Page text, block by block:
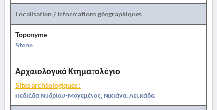
Localisation / Informations géographiques
Toponyme
Steno
Αρχαιολογικό Κτηματολόγιο
Sites archéologiques :
Πεδιάδα Νυδρίου-Μαγεμένος, Νικιάνα, Λευκάδα